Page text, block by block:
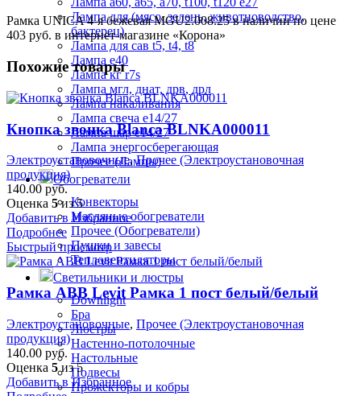
Лампа для (мясо, зелень, животноводство,
бактерец)
Лампа для сав t5, t4, t8
Лампа е40
Лампа кг r7s
Лампа мгл, днат, дрв, дрл
Лампа накаливания
Лампа свеча е14/27
Лампа шар е14/27
Лампа энергосберегающая
Прочее (Лампы)
Обогреватели
Конвекторы
Масляные обогреватели
Прочее (Обогреватели)
Пушки и завесы
Тепловентиляторы
Светильники и люстры
Downlight
Бра
Люстры
Настенно-потолочные
Настольные
Подвесы
Прожекторы и кобры
Рамка UNICA 4-я бежевая MGU2.008.25 в наличии по цене
403 руб. в интернет-магазине «Корона»
Похожие товары
Кнопка звонка Blanca BLNKA000011
Электроустановочные,Прочее (Электроустановочная
продукция)
140.00 руб.
Оценка 5из 5
Добавить в Избранное
Подробнее
Быстрый просмотр
Рамка ABB Levit Рамка 1 пост белый/белый
Электроустановочные, Прочее (Электроустановочная
продукция)
140.00 руб.
Оценка 5из 5
Добавить в Избранное